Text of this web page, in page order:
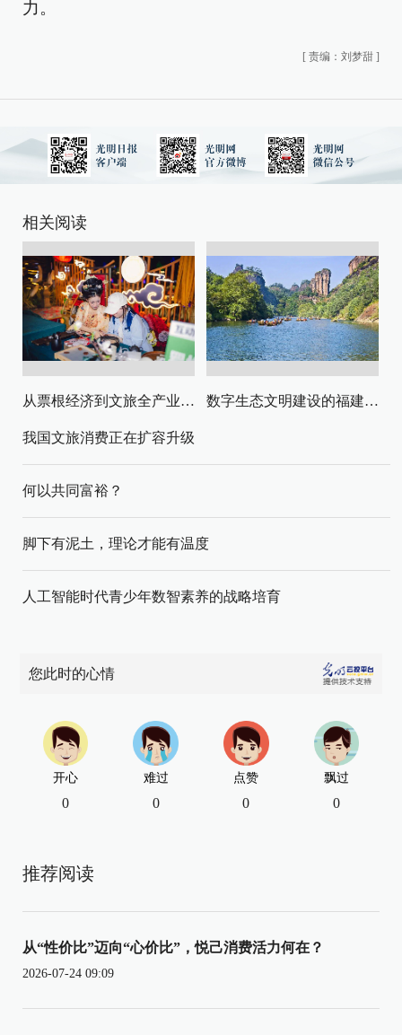
力。
[ 责编：刘梦甜 ]
相关阅读
从票根经济到文旅全产业链升级 数字生态文明建设的福建路径与启示
我国文旅消费正在扩容升级
何以共同富裕？
脚下有泥土，理论才能有温度
人工智能时代青少年数智素养的战略培育
您此时的心情
开心
0
难过
0
点赞
0
飘过
0
推荐阅读
从“性价比”迈向“心价比”，悦己消费活力何在？
2026-07-24 09:09